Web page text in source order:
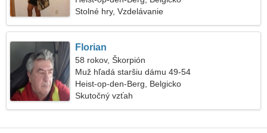
Stolné hry, Vzdelávanie
Florian
58 rokov, Škorpión
Muž hľadá staršiu dámu 49-54
Heist-op-den-Berg, Belgicko
Skutočný vzťah